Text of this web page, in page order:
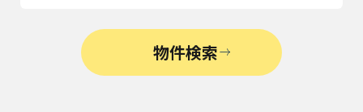
物件検索